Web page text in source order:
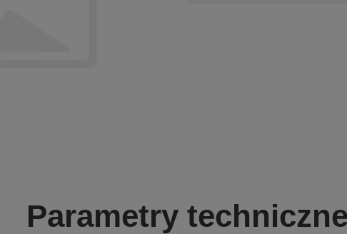
Parametry techniczne